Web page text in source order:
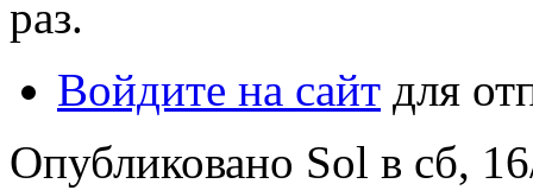
раз.
Войдите на сайт для
Опубликовано Sol в сб,